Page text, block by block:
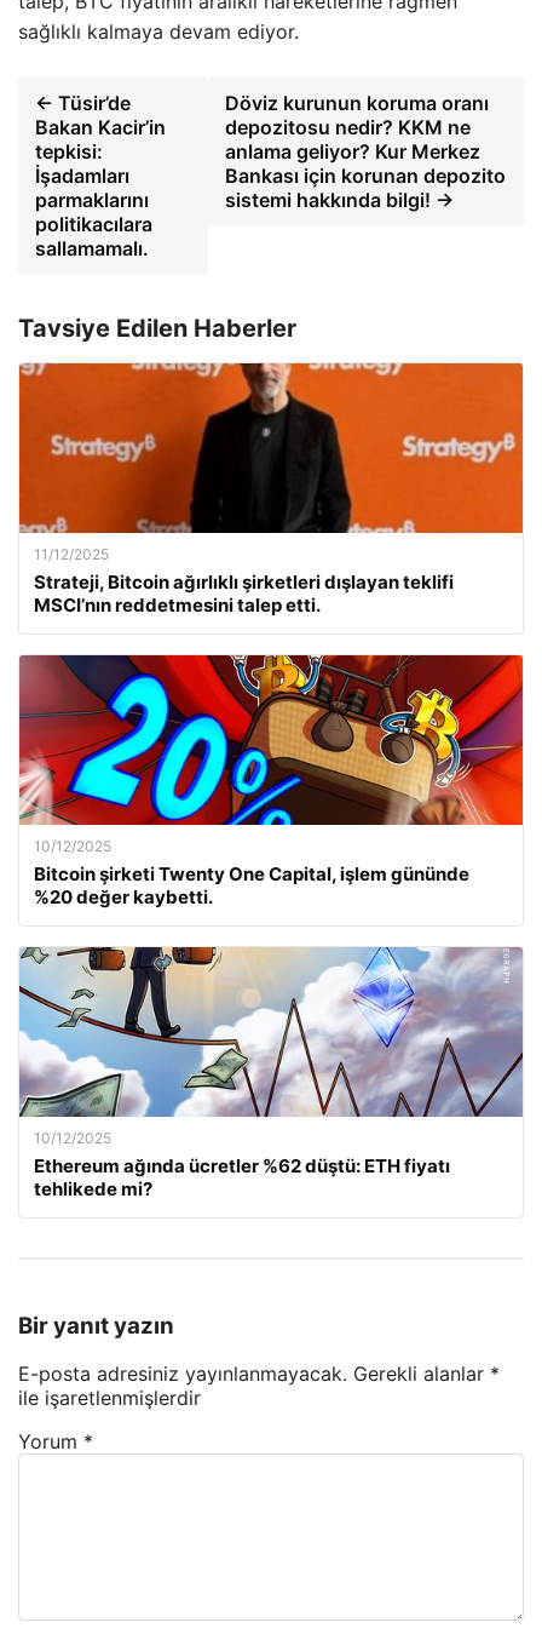
sağlıklı kalmaya devam ediyor.
← Tüsir’de
Bakan Kacir’in
tepkisi:
İşadamları
parmaklarını
politikacılara
sallamamalı.
Döviz kurunun koruma oranı
depozitosu nedir? KKM ne
anlama geliyor? Kur Merkez
Bankası için korunan depozito
sistemi hakkında bilgi! →
Tavsiye Edilen Haberler
11/12/2025
Strateji, Bitcoin ağırlıklı şirketleri dışlayan teklifi
MSCI’nın reddetmesini talep etti.
10/12/2025
Bitcoin şirketi Twenty One Capital, işlem gününde
%20 değer kaybetti.
10/12/2025
Ethereum ağında ücretler %62 düştü: ETH fiyatı
tehlikede mi?
Bir yanıt yazın
E-posta adresiniz yayınlanmayacak. Gerekli alanlar *
ile işaretlenmişlerdir
Yorum *